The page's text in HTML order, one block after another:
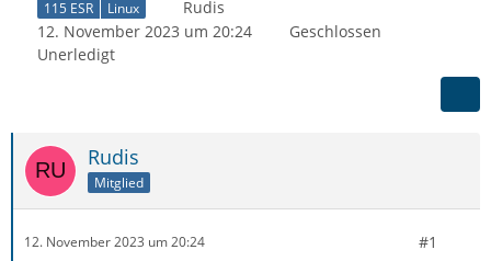
115 ESR Linux
Rudis
12. November 2023 um 20:24
Geschlossen
Unerledigt
Rudis
Mitglied
12. November 2023 um 20:24 #1